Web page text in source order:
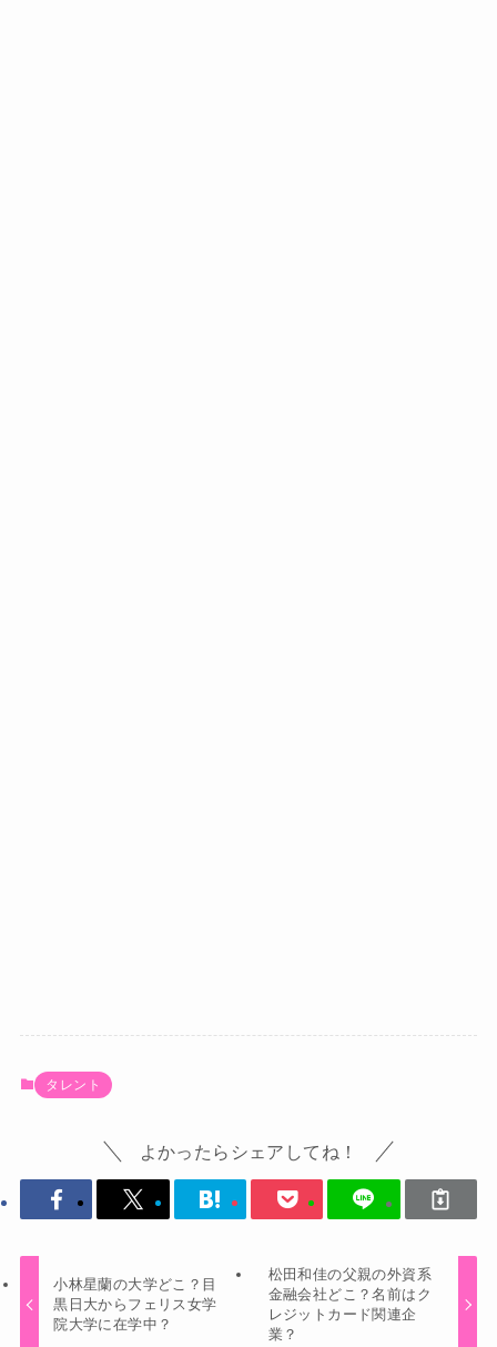
タレント
よかったらシェアしてね！
小林星蘭の大学どこ？目
黒日大からフェリス女学
院大学に在学中？
松田和佳の父親の外資系
金融会社どこ？名前はク
レジットカード関連企
業？